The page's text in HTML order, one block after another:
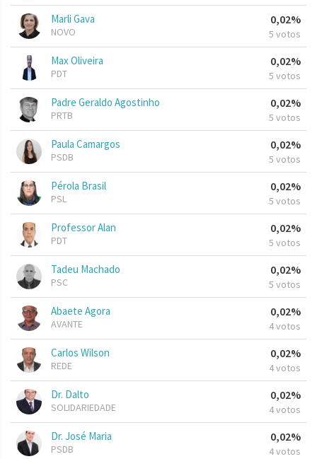
Marli Gava
NOVO
0,02%
5 votos
Max Oliveira
PDT
0,02%
5 votos
Padre Geraldo Agostinho
PRTB
0,02%
5 votos
Paula Camargos
PSDB
0,02%
5 votos
Pérola Brasil
PSL
0,02%
5 votos
Professor Alan
PDT
0,02%
5 votos
Tadeu Machado
PSC
0,02%
5 votos
Abaete Agora
AVANTE
0,02%
4 votos
Carlos Wilson
REDE
0,02%
4 votos
Dr. Dalto
SOLIDARIEDADE
0,02%
4 votos
Dr. José Maria
PSDB
0,02%
4 votos